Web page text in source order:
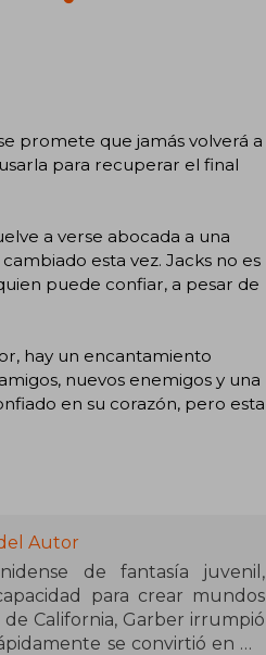
promete que jamás volverá a
para recuperar el final
a verse abocada a una
esta vez. Jacks no es
puede confiar, a pesar de
hay un encantamiento
nuevos enemigos y una
en su corazón, pero esta
Autor
de fantasía juvenil,
para crear mundos
California, Garber irrumpió
se convirtió en un